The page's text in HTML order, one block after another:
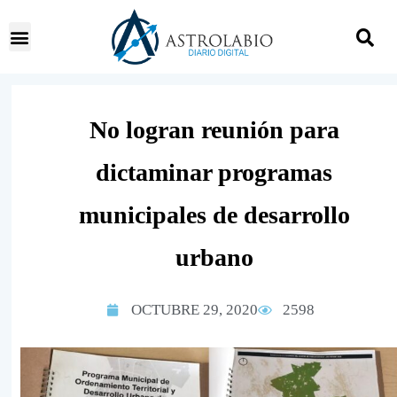
No logran reunión para
dictaminar programas
municipales de desarrollo
urbano
OCTUBRE 29, 2020 2598